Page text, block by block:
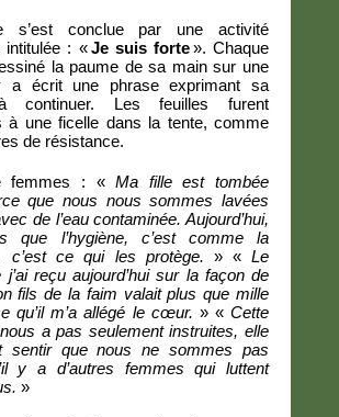
s’est conclue par une activité
intitulée : «Je suis forte». Chaque
la paume de sa main sur une
a écrit une phrase exprimant sa
continuer. Les feuilles furent
à une ficelle dans la tente, comme
de résistance.
femmes : «Ma fille est tombée
que nous nous sommes lavées
de l’eau contaminée. Aujourd’hui,
que l’hygiène, c’est comme la
c’est ce qui les protège. » « Le
j’ai reçu aujourd’hui sur la façon de
fils de la faim valait plus que mille
qu’il m’a allégé le cœur. » «Cette
a pas seulement instruites, elle
sentir que nous ne sommes pas
y a d’autres femmes qui luttent
»